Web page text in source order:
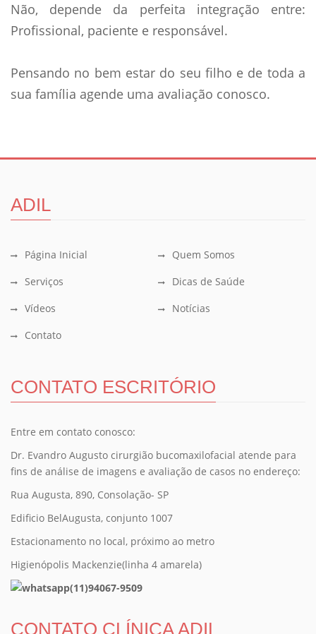
Não, depende da perfeita integração entre:
Profissional, paciente e responsável.
Pensando no bem estar do seu filho e de toda a
sua famí­lia agende uma avaliação conosco.
ADIL
Página Inicial
Quem Somos
Serviços
Dicas de Saúde
Vídeos
Notícias
Contato
CONTATO ESCRITÓRIO
Entre em contato conosco:
Dr. Evandro Augusto cirurgião bucomaxilofacial atende para
fins de análise de imagens e avaliação de casos no endereço:
Rua Augusta, 890, Consolação- SP
Edificio BelAugusta, conjunto 1007
Estacionamento no local, próximo ao metro
Higienópolis Mackenzie(linha 4 amarela)
(11)94067-9509
CONTATO CLÍNICA ADIL